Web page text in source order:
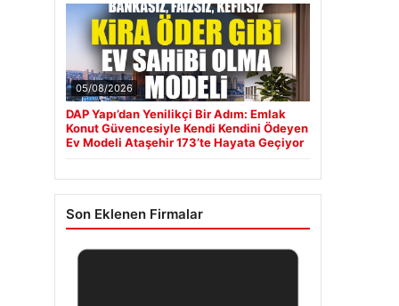
05/08/2026
DAP Yapı’dan Yenilikçi Bir Adım: Emlak
Konut Güvencesiyle Kendi Kendini Ödeyen
Ev Modeli Ataşehir 173’te Hayata Geçiyor
Son Eklenen Firmalar